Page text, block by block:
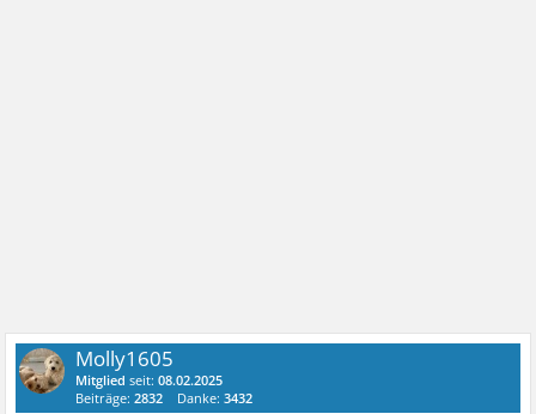
Molly1605
Mitglied seit:08.02.2025
Beiträge:2832 Danke:3432